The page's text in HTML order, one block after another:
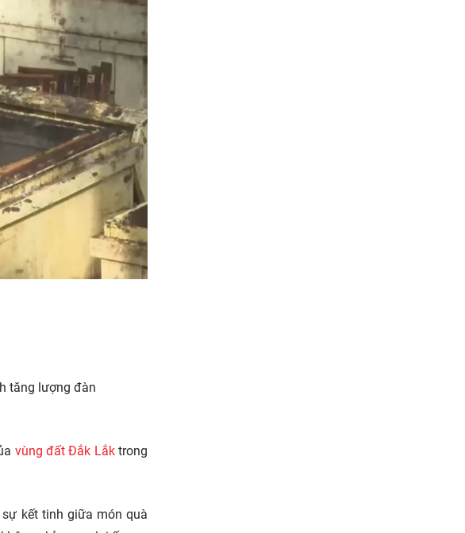
tăng lượng đàn
vùng đất Đắk Lắktrong
kết tinh giữa món quà